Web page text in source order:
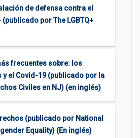
de defensa contra el
(publicado por The LGBTQ+
frecuentes sobre: los
el Covid-19 (publicado por la
Civiles en NJ) (en inglés)
(publicado por National
Equality) (En inglés)